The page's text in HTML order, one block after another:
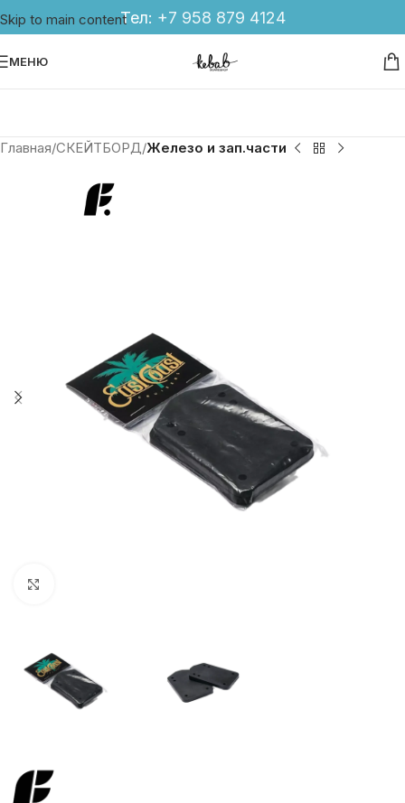
Skip to main contentТел: +7 958 879 4124
МЕНЮ
Главная СКЕЙТБОРД Железо и зап.части